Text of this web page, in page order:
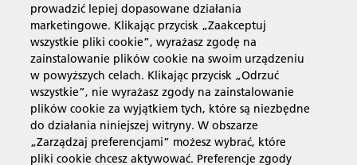
Produkty i usługi
Wsparcie i kontakt
Materiały dodatkowe
prowadzić lepiej dopasowane działania
marketingowe. Klikając przycisk „Zaakceptuj
wszystkie pliki cookie”, wyrażasz zgodę na
zainstalowanie plików cookie na swoim urządzeniu
w powyższych celach. Klikając przycisk „Odrzuć
wszystkie”, nie wyrażasz zgody na zainstalowanie
plików cookie za wyjątkiem tych, które są niezbędne
do działania niniejszej witryny. W obszarze
„Zarządzaj preferencjami” możesz wybrać, które
pliki cookie chcesz aktywować. Preferencje zgody